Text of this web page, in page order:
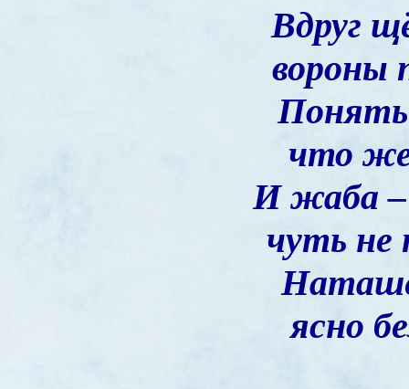
Вдруг
вороны
что
И жаба
чуть не
ясно